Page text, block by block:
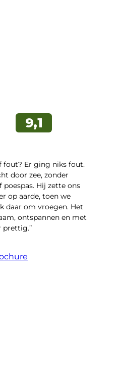
fout? Er ging niks fout.
door zee, zonder
Hij zette ons
op aarde, toen we
daar om vroegen. Het
ontspannen en met
prettig.”